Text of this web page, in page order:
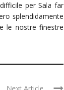
per Sala far
splendidamente
le nostre finestre